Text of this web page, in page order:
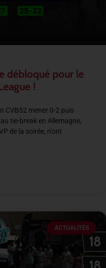
débloqué pour le
!
CVB52 mener 0-2 puis
tie-break en Allemagne,
de la soirée, n’ont
ACTUALITÉS